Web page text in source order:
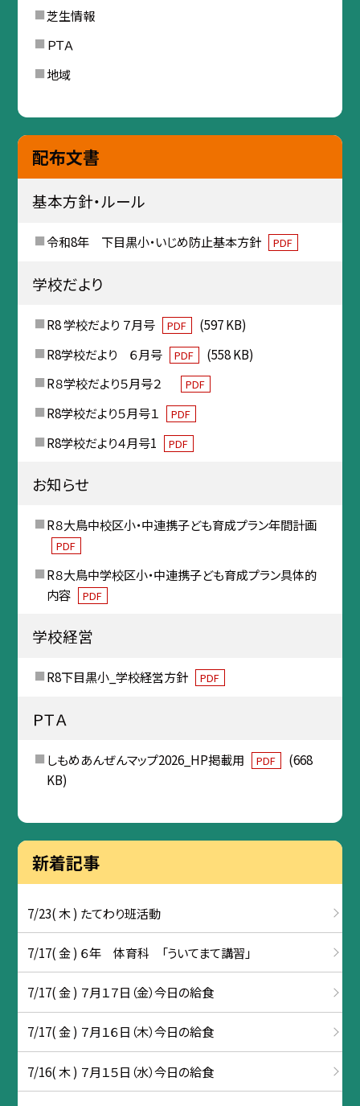
芝生情報
ＰＴＡ
地域
配布文書
基本方針・ルール
令和8年 下目黒小・いじめ防止基本方針 PDF
学校だより
R8 学校だより ７月号 PDF
(597 KB)
R8学校だより ６月号
PDF
(558 KB)
R８学校だより５月号２
PDF
R8学校だより５月号１ PDF
R8学校だより４月号1 PDF
お知らせ
R８大鳥中校区小・中連携子ども育成プラン年間計画
PDF
R８大鳥中学校区小・中連携子ども育成プラン具体的
内容
PDF
学校経営
R8下目黒小_学校経営方針 PDF
ＰＴＡ
しもめあんぜんマップ2026_HP掲載用 PDF
(668
KB)
新着記事
7/23( 木 ) たてわり班活動
7/17( 金 ) ６年 体育科 「ういてまて講習」
7/17( 金 ) ７月１７日（金）今日の給食
7/17( 金 ) ７月１６日（木）今日の給食
7/16( 木 ) ７月１５日（水）今日の給食